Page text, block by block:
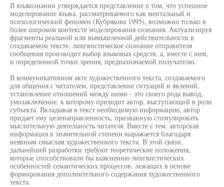
В языкознании утверждается представление о том, что успешное
моделирование языка, рассматриваемого как ментальный и
психологический феномен (Кубрякова 1995), возможно только в
более широком контексте моделирования сознания. Актуализируя
фрагменты реальной или вымышленной действительности в
создаваемом тексте, лингвистическое сознание отправителя
сообщения производит выбор языковых средств, а, вместе с ним,
и определенной точки зрения, предназначаемой получателю.
В коммуникативном акте художественного текста, создаваемого
для общения с читателем, представление ситуаций и явлений,
установление отношений между ними - это своего рода вывод,
умозаключение, к которому приходит автор, выступающий в роли
субъекта. Вкладывая в текст необходимую информацию, автор
придает ему целенаправленность, призванную стимулировать
мыслительную деятельность читателя. Вместе с тем. авторская
информация в значительной степени выражается благодаря
неявным смыслам художественного текста. В этой связи,
дальнейшей разработки требуют теоретические положения,
которые способствовали бы выяснению лингвистических
особенностей семантических процессов, лежащих в основе
формирования дополнительного содержания художественного
текста.